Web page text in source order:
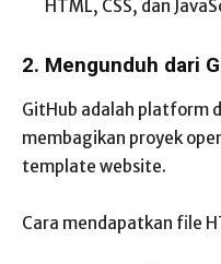
HTML, CSS, dan
2. Mengunduh dari
GitHub adalah platform
membagikan proyek
template website.
Cara mendapatkan file